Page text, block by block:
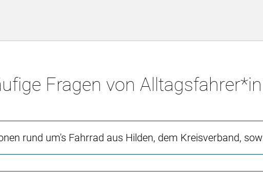
Fragen von
rund um's Fahrrad aus Hilden, dem Kreisverband,